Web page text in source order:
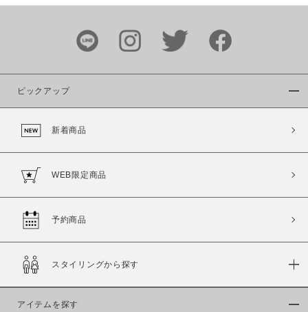
ブランド
カラー
商品タイプ
ピックアップ
新着商品
WEB限定商品
予約商品
スタイリングから探す
アイテムを探す